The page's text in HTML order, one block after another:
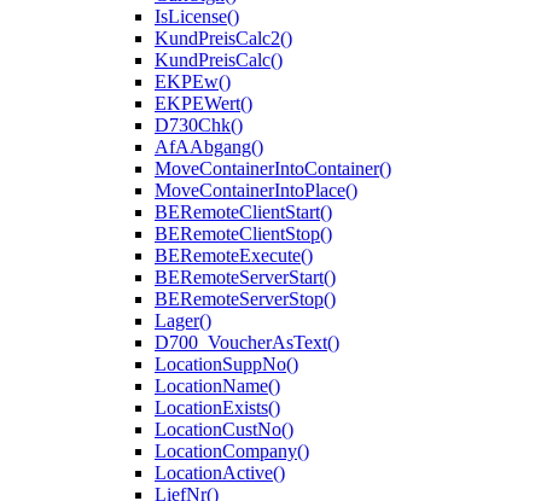
IsLicense()
KundPreisCalc2()
KundPreisCalc()
EKPEw()
EKPEWert()
D730Chk()
AfAAbgang()
MoveContainerIntoContainer()
MoveContainerIntoPlace()
BERemoteClientStart()
BERemoteClientStop()
BERemoteExecute()
BERemoteServerStart()
BERemoteServerStop()
Lager()
D700_VoucherAsText()
LocationSuppNo()
LocationName()
LocationExists()
LocationCustNo()
LocationCompany()
LocationActive()
LiefNr()